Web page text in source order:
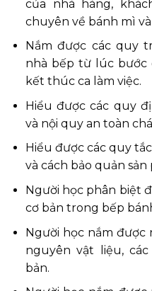
của nhà hàng,
chuyên về bánh mì
Nắm được các quy
nhà bếp từ lúc bước
kết thúc ca làm việc.
Hiểu được các quy
và nội quy an toàn
Hiểu được các quy
và cách bảo quản
Người học phân biệt
cơ bản trong bếp
Người học nắm
nguyên vật liệu,
bản.